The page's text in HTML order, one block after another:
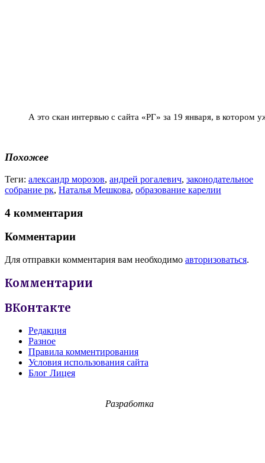
А это скан интервью с сайта «РГ» за 19 января, в котором
Похожее
Теги: александр морозов, андрей рогалевич, законодательное
собрание рк, Наталья Мешкова, образование карелии
4 комментария
Комментарии
Для отправки комментария вам необходимо авторизоваться.
Комментарии
ВКонтакте
Редакция
Разное
Правила комментирования
Условия использования сайта
Блог Лицея
Разработка